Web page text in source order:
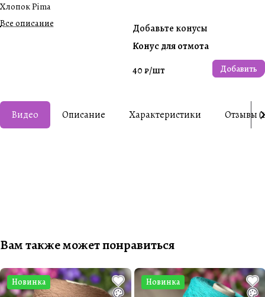
Хлопок Pima
Все описание
Добавьте конусы
Конус для отмота
40 ₽/шт Добавить
Видео Описание Характеристики Отзывы
Вам также может понравиться
Новинка Новинка